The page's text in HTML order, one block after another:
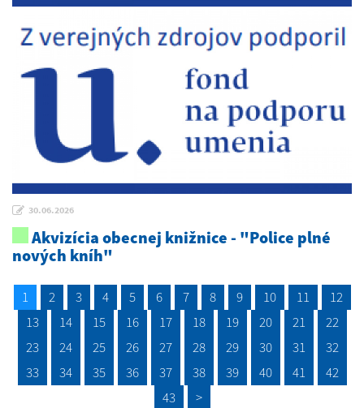
30.06.2026
Akvizícia obecnej knižnice - "Police plné
nových kníh"
1 2 3 4 5 6 7 8 9 10 11
12
13
14 15 16 17 18 19 20 21
22
23
24 25 26 27 28 29 30 31
32
33
34 35 36 37 38 39 40 41
42
43
>